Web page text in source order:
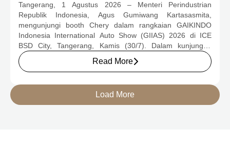
CSH YANG JADI SOROTAN DI GIIAS
2026
Tangerang, 1 Agustus 2026 – Menteri Perindustrian
Republik Indonesia, Agus Gumiwang Kartasasmita,
mengunjungi booth Chery dalam rangkaian GAIKINDO
Indonesia International Auto Show (GIIAS) 2026 di ICE
BSD City, Tangerang, Kamis (30/7). Dalam kunjungan
tersebut, Menteri Perindustrian meninjau dua produk
elektrifikasi terbaru Chery, yakni Chery Q, compact EV
berteknologi Range-Extended Electric Vehicle (REEV) yang
dirancang untuk mendukung perjalanan jarak jauh.
Read More
Load More